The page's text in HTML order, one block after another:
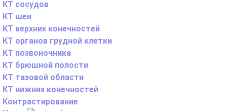
КТ сосудов
КТ шеи
КТ верхних конечностей
КТ органов грудной клетки
КТ позвоночника
КТ брюшной полости
КТ тазовой области
КТ нижних конечностей
Контрастирование